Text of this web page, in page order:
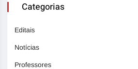
Categorias
Editais
Notícias
Professores